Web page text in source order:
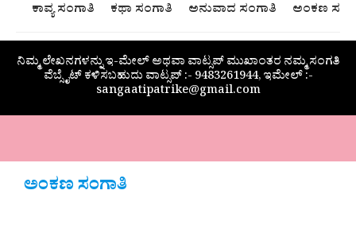
ಕಾವ್ಯ ಸಂಗಾತಿ ಕಥಾ ಸಂಗಾತಿ ಅನುವಾದ ಸಂಗಾತಿ ಅಂಕಣ
ನಿಮ್ಮ ಲೇಖನಗಳನ್ನು ಇ-ಮೇಲ್ ಅಥವಾ ವಾಟ್ಸಪ್ ಮುಖಾಂತರ ನಮ್ಮ ಸಂಗತಿ
ವೆಬ್ಸೈಟ್ ಕಳಿಸಬಹುದು ವಾಟ್ಸಪ್‌ :- 9483261944, ಇಮೇಲ್ :-
sangaatipatrike@gmail.com
ಅಂಕಣ ಸಂಗಾತಿ